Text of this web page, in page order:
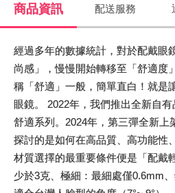
商品資訊 配送服務
經過多年的數據統計，對於配戴眼
尚感」，慢慢開始轉移至「舒適度
稱「舒適」一般，簡單直白！就是
眼鏡。 2022年，我們推出全新自
舒適系列。2024年，第三彈全新上
探討的是如何在高品質、高功能性
材質選擇的最重要條件便是「配戴
少於3克、極細：最細處僅0.6mm